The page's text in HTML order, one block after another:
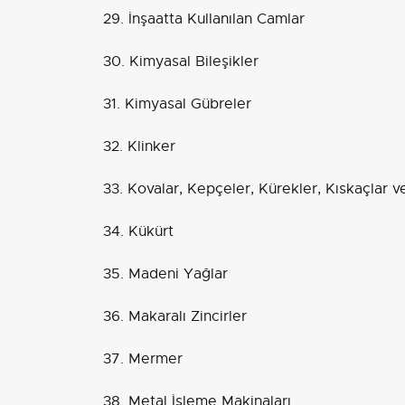
29. İnşaatta Kullanılan Camlar
30. Kimyasal Bileşikler
31. Kimyasal Gübreler
32. Klinker
33. Kovalar, Kepçeler, Kürekler, Kıskaçlar
34. Kükürt
35. Madeni Yağlar
36. Makaralı Zincirler
37. Mermer
38. Metal İşleme Makinaları